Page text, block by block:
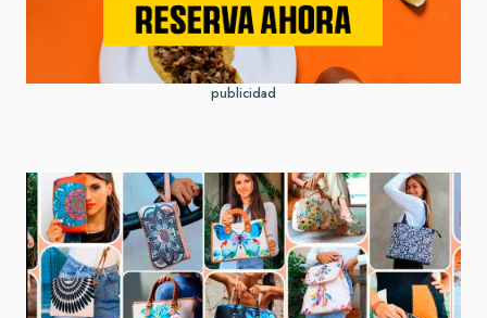
publicidad